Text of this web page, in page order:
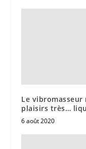
Le
plaisirs très…
6 août 2020